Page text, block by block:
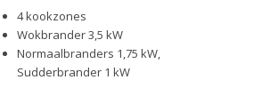
4 kookzones
Wokbrander 3,5 kW
Normaalbranders 1,75 kW,
Sudderbrander 1 kW